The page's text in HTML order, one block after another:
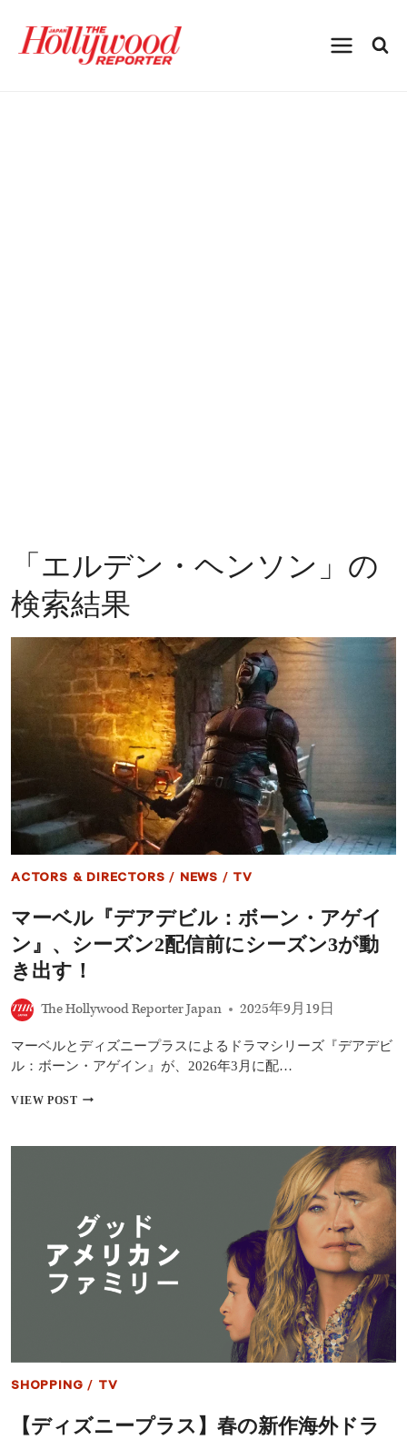
「 エルデン・ヘンソン 」の
検索結果
ACTORS & DIRECTORS / NEWS / TV
マーベル『デアデビル：ボーン・アゲイ
ン』、シーズン2配信前にシーズン3が動
き出す！
The Hollywood Reporter Japan 2025年9月19日
マーベルとディズニープラスによるドラマシリーズ『デアデビ
ル：ボーン・アゲイン』が、2026年3月に配…
VIEW POSTマ
ル
ル：
ボ
ー
ン・
ア
ズ
2
SHOPPING / TV
【ディズニープラス】春の新作海外ドラ